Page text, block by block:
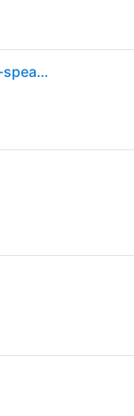
Ultimate Ears EPICBOOM, draagbare,draadloze Bluetooth-speaker, grote bass en meeslepend, 360º-geluid, adaptieve EQ,IP67-waterdicht, blijft drijven, batterij van 17 uur, bereik van 180 ft - Zwart